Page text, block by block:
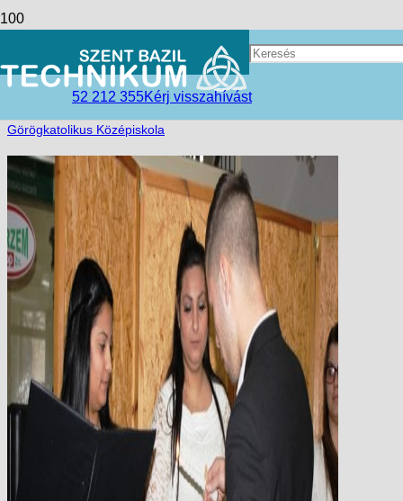
52 212 355Kérj visszahívást
Karácsonyra hangolódva
access_time2017-12-21
Hírek,Kisvárdai Tagintézmény,Szent Bazil
Görögkatolikus Középiskola